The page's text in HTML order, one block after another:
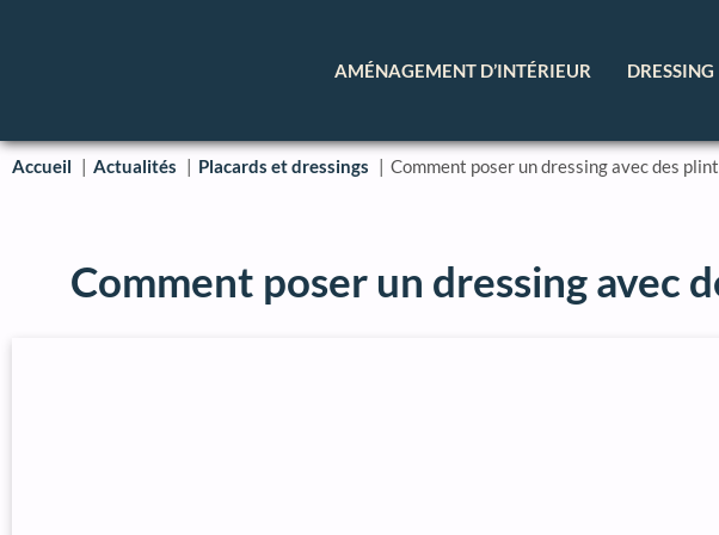
AMÉNAGEMENT D’INTÉRIEUR DRESSING
Accueil Actualités Placards et dressings Comment poser un dressing avec des
Comment poser un dressing avec